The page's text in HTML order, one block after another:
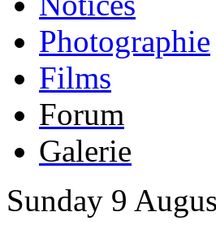
Photographie
Films
Forum
Galerie
Sunday 9